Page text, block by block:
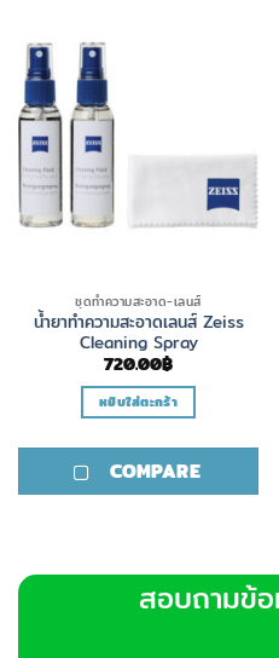
ชุดทำความสะอาด-เลนส์
น้ำยาทำความสะอาดเลนส์ Zeiss
Cleaning Spray
720.00฿
หยิบใส่ตะกร้า
COMPARE
สอบถามข้